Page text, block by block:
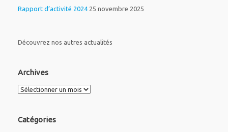
Rapport d’activité 2024 25 novembre 2025
Découvrez nos autres actualités
Archives
Archives
Catégories